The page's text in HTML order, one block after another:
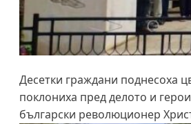
Десетки граждани поднесоха
поклониха пред делото и
български революционер